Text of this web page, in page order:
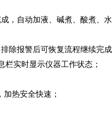
，自动加液、碱煮、酸煮、
除报警后可恢复流程继续完成
实时显示仪器工作状态；
热安全快速；